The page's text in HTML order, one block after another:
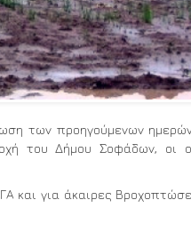
των προηγούμενων
του Δήμου Σοφάδων, οι
και για άκαιρες